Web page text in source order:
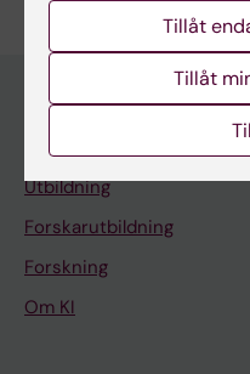
Huvudmeny
Utbildning
Forskarutbildning
Forskning
Om KI
Tillåt
Tillåt